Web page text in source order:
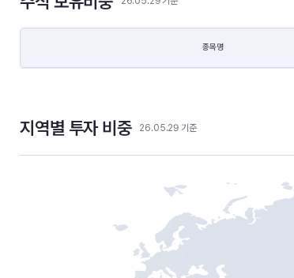
종목명
지역별 투자 비중 26.05.29 기준